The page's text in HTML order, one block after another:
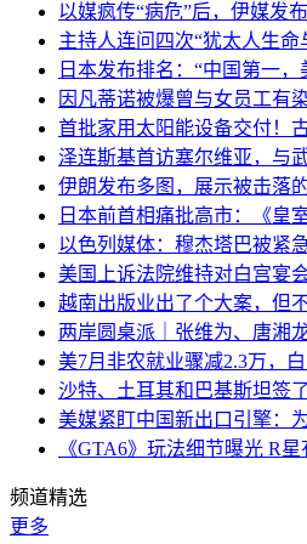
以媒疯传“病危”后，伊媒发
主持人连问四次“犹太人生
日本发布排名：“中国第一，
因凡蒂诺被爆曾与女员工有
首批家用太阳能设备交付！
泽连斯基首访塞尔维亚，与
伊朗发布多图，展示被击落
日本前首相痛批高市：《皇
以色列媒体：穆杰塔巴被紧
美国上诉法院维持对白宫宴
越南出版业出了个大案，但
两岸圆桌派｜张维为、唐湘
美7月非农就业骤减2.3万，
沙特、土耳其和巴基斯坦签
美媒紧盯中国新出口引擎：
《GTA6》玩法细节曝光 R
频道精选
更多